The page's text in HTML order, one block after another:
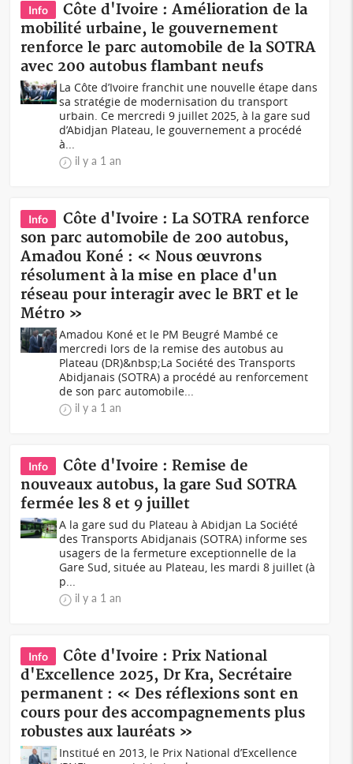
Info
Côte d'Ivoire : Amélioration de la
mobilité urbaine, le gouvernement
renforce le parc automobile de la SOTRA
avec 200 autobus flambant neufs
La Côte d’Ivoire franchit une nouvelle étape dans
sa stratégie de modernisation du transport
urbain. Ce mercredi 9 juillet 2025, à la gare sud
d’Abidjan Plateau, le gouvernement a procédé
à...
il y a 1 an
Info
Côte d'Ivoire : La SOTRA renforce
son parc automobile de 200 autobus,
Amadou Koné : « Nous œuvrons
résolument à la mise en place d'un
réseau pour interagir avec le BRT et le
Métro »
Amadou Koné et le PM Beugré Mambé ce
mercredi lors de la remise des autobus au
Plateau (DR)&nbsp;La Société des Transports
Abidjanais (SOTRA) a procédé au renforcement
de son parc automobile...
il y a 1 an
Info
Côte d'Ivoire : Remise de
nouveaux autobus, la gare Sud SOTRA
fermée les 8 et 9 juillet
A la gare sud du Plateau à Abidjan La Société
des Transports Abidjanais (SOTRA) informe ses
usagers de la fermeture exceptionnelle de la
Gare Sud, située au Plateau, les mardi 8 juillet (à
p...
il y a 1 an
Info
Côte d'Ivoire : Prix National
d'Excellence 2025, Dr Kra, Secrétaire
permanent : « Des réflexions sont en
cours pour des accompagnements plus
robustes aux lauréats »
Institué en 2013, le Prix National d’Excellence